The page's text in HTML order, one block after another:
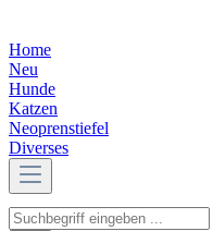
Home
Neu
Hunde
Katzen
Neoprenstiefel
Diverses